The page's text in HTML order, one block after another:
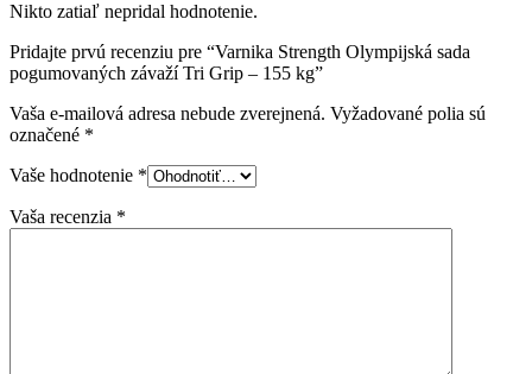
Nikto zatiaľ nepridal hodnotenie.
Pridajte prvú recenziu pre “Varnika Strength Olympijská sada
pogumovaných závaží Tri Grip – 155 kg”
Vaša e-mailová adresa nebude zverejnená. Vyžadované polia sú
označené *
Vaše hodnotenie *
Vaša recenzia *